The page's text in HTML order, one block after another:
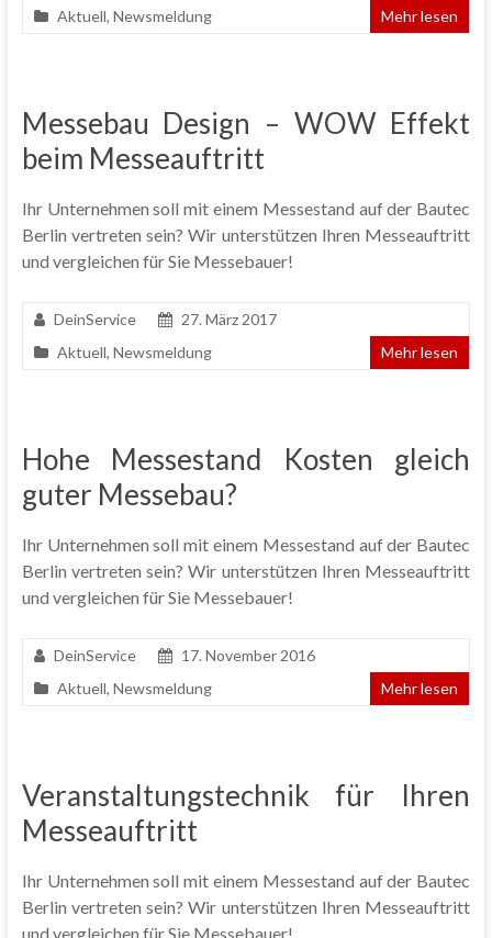
Aktuell, Newsmeldung Mehr lesen
Messebau Design – WOW Effekt
beim Messeauftritt
Ihr Unternehmen soll mit einem Messestand auf der Bautec
Berlin vertreten sein? Wir unterstützen Ihren Messeauftritt
und vergleichen für Sie Messebauer!
DeinService
27. März 2017
Aktuell, Newsmeldung Mehr lesen
Hohe Messestand Kosten gleich
guter Messebau?
Ihr Unternehmen soll mit einem Messestand auf der Bautec
Berlin vertreten sein? Wir unterstützen Ihren Messeauftritt
und vergleichen für Sie Messebauer!
DeinService
17. November 2016
Aktuell, Newsmeldung Mehr lesen
Veranstaltungstechnik für Ihren
Messeauftritt
Ihr Unternehmen soll mit einem Messestand auf der Bautec
Berlin vertreten sein? Wir unterstützen Ihren Messeauftritt
und vergleichen für Sie Messebauer!